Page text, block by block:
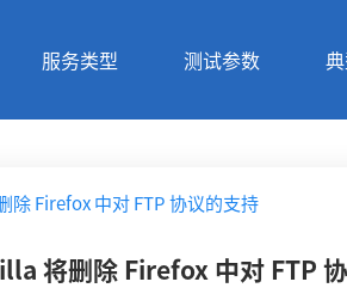
服务类型 测试参数
除 Firefox 中对 FTP 协议的支持
将删除 Firefox 中对 FTP